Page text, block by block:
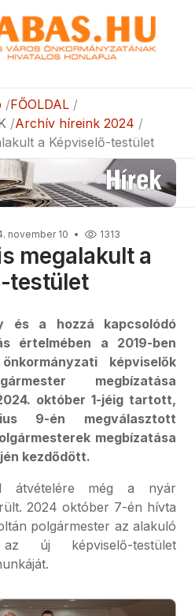
FŐOLDAL
Archív híreink 2024
a Képviselő-testület
november 10 1313
megalakult a
testület
és a hozzá kapcsolódó
értelmében a 2019-ben
képviselők
megbízatása
október 1-jéig tartott,
9-én megválasztott
megbízatása
kezdődött.
átvételére még a nyár
2024 október 7-én hívta
polgármester az alakuló
új képviselő-testület